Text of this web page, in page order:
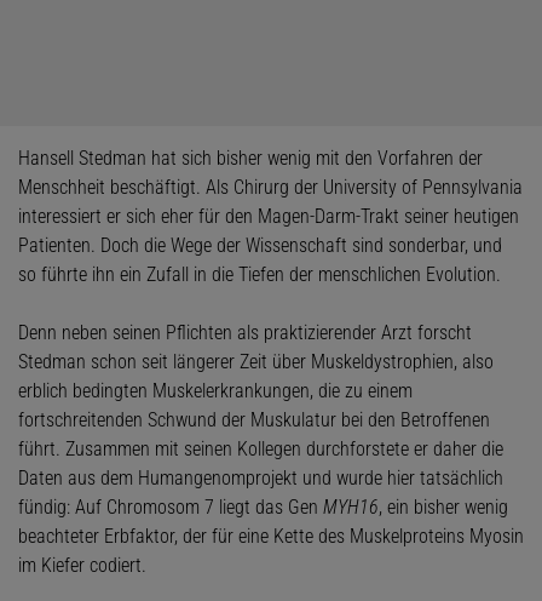
Hansell Stedman hat sich bisher wenig mit den Vorfahren der
Menschheit beschäftigt. Als Chirurg der University of Pennsylvania
interessiert er sich eher für den Magen-Darm-Trakt seiner heutigen
Patienten. Doch die Wege der Wissenschaft sind sonderbar, und
so führte ihn ein Zufall in die Tiefen der menschlichen Evolution.
Denn neben seinen Pflichten als praktizierender Arzt forscht
Stedman schon seit längerer Zeit über Muskeldystrophien, also
erblich bedingten Muskelerkrankungen, die zu einem
fortschreitenden Schwund der Muskulatur bei den Betroffenen
führt. Zusammen mit seinen Kollegen durchforstete er daher die
Daten aus dem Humangenomprojekt und wurde hier tatsächlich
fündig: Auf Chromosom 7 liegt das Gen MYH16, ein bisher wenig
beachteter Erbfaktor, der für eine Kette des Muskelproteins Myosin
im Kiefer codiert.